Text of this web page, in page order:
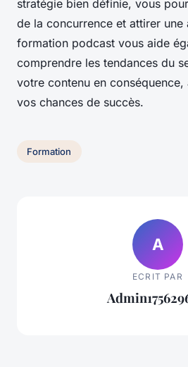
stratégie bien définie, vous
de la concurrence et attirer une
formation podcast vous aide
comprendre les tendances du
votre contenu en conséquence,
vos chances de succès.
Formation
A
ECRIT PAR